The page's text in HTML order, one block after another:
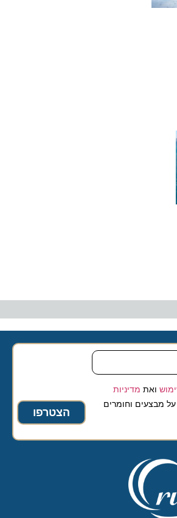
מדיניות
וחומרים
הצטרפו